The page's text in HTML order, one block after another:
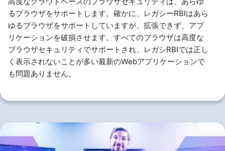
るブラウザをサポートします。確かに、レガシーRBIはあら
ゆるブラウザをサポートしていますが、拡張できず、アプ
リケーションを破損させます。すべてのブラウザは高度な
ブラウザセキュリティでサポートされ、レガシRBIでは正し
く表示されないことが多い最新のWebアプリケーションで
も問題ありません。